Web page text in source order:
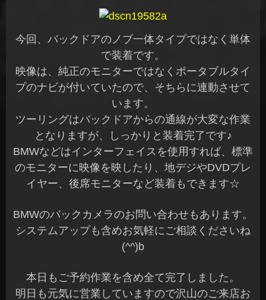
今回、バックドアのノブ一体タイプではなく単体
で装着です。
映像は、純正のモニターではなくポータブルタイ
プのナビが付いていたので、そちらに連動させて
います。
ツーリングはバックドアからの通線が大変な作業
となりますが、しっかりと装着完了です♪
BMWなどはインターフェイスを使用すれば、標準
のモニターに映像を映したり、地デジやDVDプレ
イヤー、後席モニターなど装着もできます☆
BMWのバックカメラのお問い合わせもあります。
システムアップも含めお気軽にご相談くださいね
(^^)b
本日もご予約作業を含め全て完了しました。
明日も元気に営業していますので沢山のご来店お